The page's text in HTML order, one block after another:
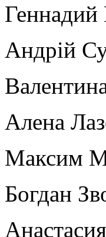
Геннадий
Андрій
Алена
Максим
Богдан